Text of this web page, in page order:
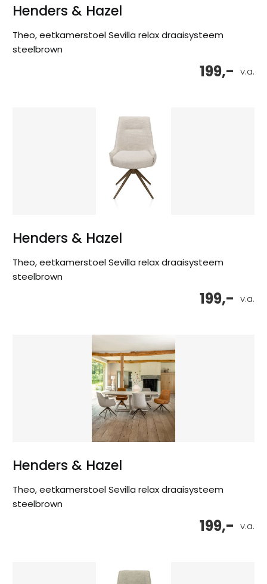
Henders & Hazel
Theo, eetkamerstoel Sevilla relax draaisysteem
steelbrown
v.a.
199,-
Henders & Hazel
Theo, eetkamerstoel Sevilla relax draaisysteem
steelbrown
v.a.
199,-
Henders & Hazel
Theo, eetkamerstoel Sevilla relax draaisysteem
steelbrown
v.a.
199,-